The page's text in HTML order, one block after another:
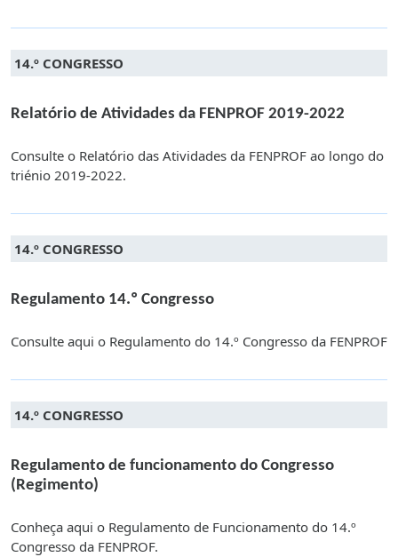
14.º CONGRESSO
Relatório de Atividades da FENPROF 2019-2022
Consulte o Relatório das Atividades da FENPROF ao longo do
triénio 2019-2022.
14.º CONGRESSO
Regulamento 14.º Congresso
Consulte aqui o Regulamento do 14.º Congresso da FENPROF
14.º CONGRESSO
Regulamento de funcionamento do Congresso
(Regimento)
Conheça aqui o Regulamento de Funcionamento do 14.º
Congresso da FENPROF.